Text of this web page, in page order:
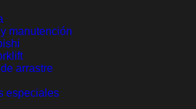
manutención
arrastre
especiales